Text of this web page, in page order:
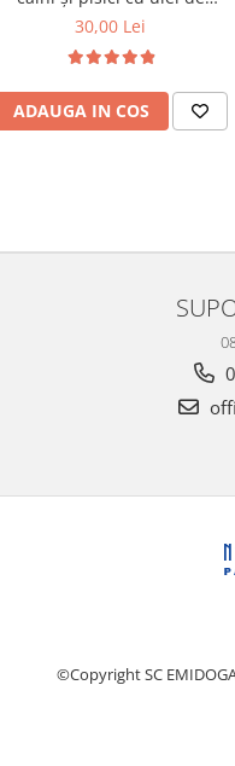
geranium Pess 250 ml
30,00 Lei
ADAUGA IN COS
©Copyright SC